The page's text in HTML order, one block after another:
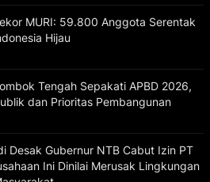
MURI: 59.800 Anggota Serentak
Hijau
Tengah Sepakati APBD 2026,
dan Prioritas Pembangunan
Desak Gubernur NTB Cabut Izin PT
Ini Dinilai Merusak Lingkungan